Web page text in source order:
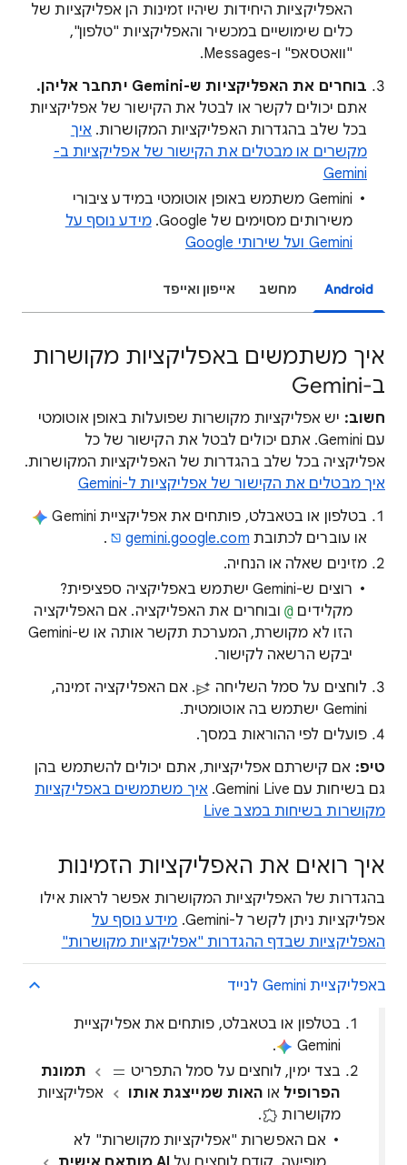
האפליקציות היחידות שיהיו זמינות הן אפליקציות של
כלים שימושיים במכשיר והאפליקציות "טלפון",
"וואטסאפ" ו-Messages.
בוחרים את האפליקציות ש-Gemini יתחבר אליהן.
אתם יכולים לקשר או לבטל את הקישור של אפליקציות
בכל שלב בהגדרות האפליקציות המקושרות. איך
מקשרים או מבטלים את הקישור של אפליקציות ב-
Gemini
‫Gemini משתמש באופן אוטומטי במידע ציבורי
משירותים מסוימים של Google.
מידע נוסף על
Gemini ועל שירותי Google
Android מחשב אייפון ואייפד
איך משתמשים באפליקציות מקושרות
ב-Gemini
חשוב: יש אפליקציות מקושרות שפועלות באופן אוטומטי
עם Gemini. אתם יכולים לבטל את הקישור של כל
אפליקציה בכל שלב בהגדרות של האפליקציות המקושרות.
איך מבטלים את הקישור של אפליקציות ל-Gemini
בטלפון או בטאבלט, פותחים את אפליקציית Gemini
או עוברים לכתובת gemini.google.com
.
מזינים שאלה או הנחיה.
רוצים ש-Gemini ישתמש באפליקציה ספציפית?
מקלידים @ובוחרים את האפליקציה. אם האפליקציה
הזו לא מקושרת, המערכת תקשר אותה או ש-Gemini
יבקש הרשאה לקישור.
לוחצים על סמל השליחה
. אם האפליקציה זמינה,
Gemini ישתמש בה אוטומטית.
פועלים לפי ההוראות במסך.
טיפ: אם קישרתם אפליקציות, אתם יכולים להשתמש בהן
גם בשיחות עם Gemini Live.
איך משתמשים באפליקציות
מקושרות בשיחות במצב Live
איך רואים את האפליקציות הזמינות
בהגדרות של האפליקציות המקושרות אפשר לראות אילו
אפליקציות ניתן לקשר ל-Gemini.
מידע נוסף על
האפליקציות שבדף ההגדרות "אפליקציות מקושרות"
באפליקציית Gemini לנייד
בטלפון או בטאבלט, פותחים את אפליקציית
Gemini
.
בצד ימין, לוחצים על סמל התפריט
תמונת
הפרופיל או האות שמייצגת אותו
אפליקציות
מקושרות
.
אם האפשרות "אפליקציות מקושרות" לא